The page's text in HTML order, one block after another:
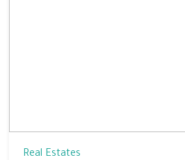
Real Estates